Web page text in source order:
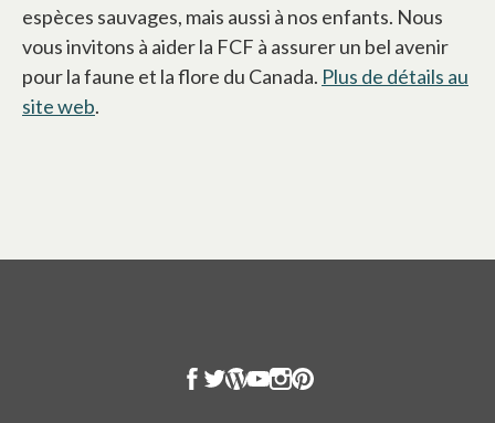
espèces sauvages, mais aussi à nos enfants. Nous
vous invitons à aider la FCF à assurer un bel avenir
pour la faune et la flore du Canada. Plus de détails au
site webs’ouvre dans un nouvel onglet
.